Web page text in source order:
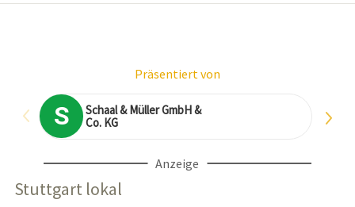
Präsentiert von
S
Schaal & Müller GmbH &
Co. KG
Anzeige
Stuttgart lokal